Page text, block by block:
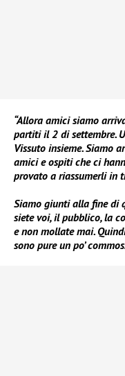
“Allora amici siamo
partiti il 2 di settembre.
Vissuto insieme. Siamo
amici e ospiti che ci
provato a riassumerli in
Siamo giunti alla fine di
siete voi, il pubblico, la
e non mollate mai.
sono pure un po’